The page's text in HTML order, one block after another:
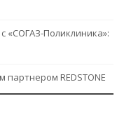
«СОГАЗ-Поликлиника»:
REDSTONE